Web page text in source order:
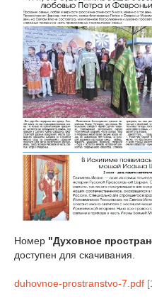
Номер "Духовное
доступен для скачивания.
duhovnoe-prostranstvo-7.pdf